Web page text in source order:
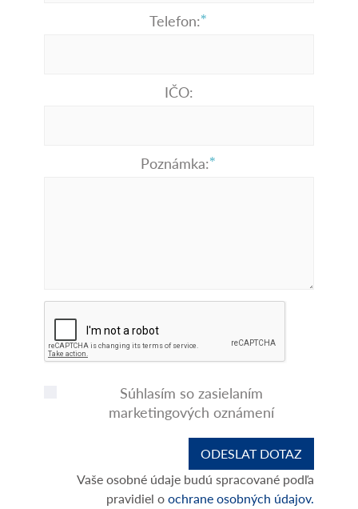
Telefon:
IČO:
Poznámka:
Súhlasím so zasielaním
marketingových oznámení
Vaše osobné údaje budú spracované podľa
pravidiel oochrane osobných údajov.